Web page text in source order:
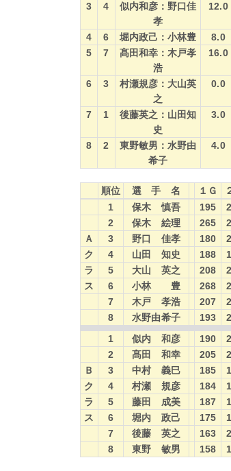
3 4
似内和彦：野口佳
孝
12.0
4 6 堀内政己：小林豊 8.0
5
7
髙田和幸：木戸孝
浩
16.0
6 3
村瀬規彦：大山英
之
0.0
7 1
後藤英之：山田知
史
3.0
8 2
東野敏男：水野由
希子
4.0
順位 選 手 名 １Ｇ
順位
選 手 名 １Ｇ
1 保木 慎吾 195
2
保木 絵理 265
Ａ
3 野口 佳孝 180
ク
4 山田 知史 188
ラ
5 大山 英之 208
ス
6 小林 豊 268
7
木戸 孝浩 207
8
水野由希子 193
1
似内 和彦 190
2
髙田 和幸 205
Ｂ
3 中村 義巳 185
ク
4 村瀬 規彦 184
ラ
5 藤田 成美 187
ス
6 堀内 政己 175
7
後藤 英之 163
8
東野 敏男 158